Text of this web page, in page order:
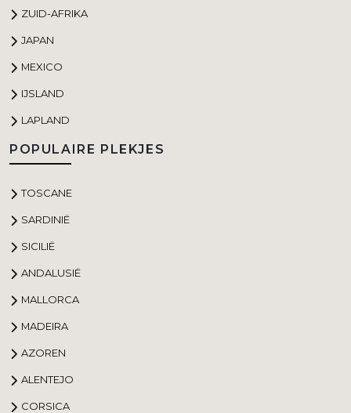
ZUID-AFRIKA
JAPAN
MEXICO
IJSLAND
LAPLAND
POPULAIRE PLEKJES
TOSCANE
SARDINIË
SICILIË
ANDALUSIË
MALLORCA
MADEIRA
AZOREN
ALENTEJO
CORSICA